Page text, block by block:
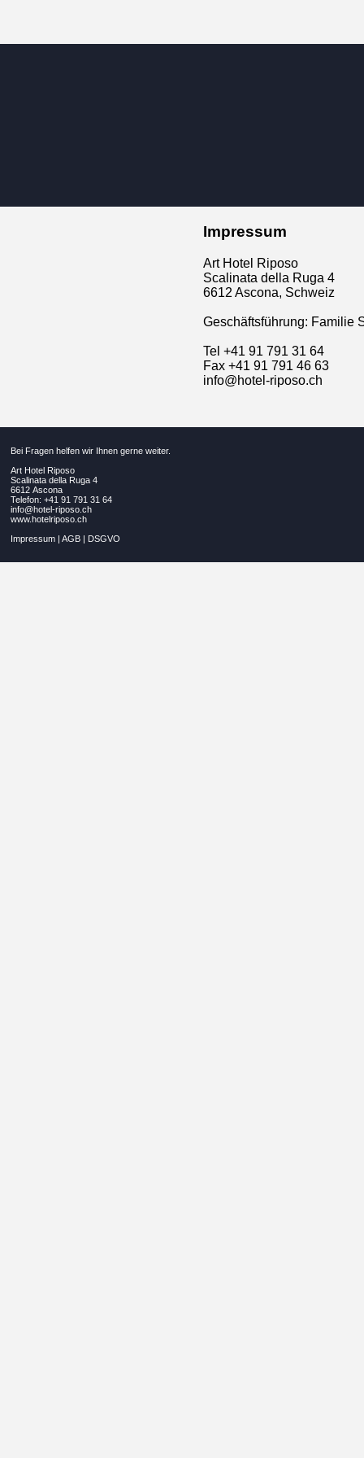
Impressum
Art Hotel Riposo
Scalinata della Ruga 4
6612 Ascona, Schweiz
Geschäftsführung: Familie
Tel +41 91 791 31 64
Fax +41 91 791 46 63
info@hotel-riposo.ch
Bei Fragen helfen wir Ihnen gerne weiter.
Art Hotel Riposo
Scalinata della Ruga 4
6612 Ascona
Telefon: +41 91 791 31 64
info@hotel-riposo.ch
www.hotelriposo.ch
Impressum | AGB | DSGVO